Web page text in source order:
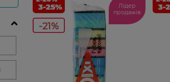
-21%
Лідер
продажів